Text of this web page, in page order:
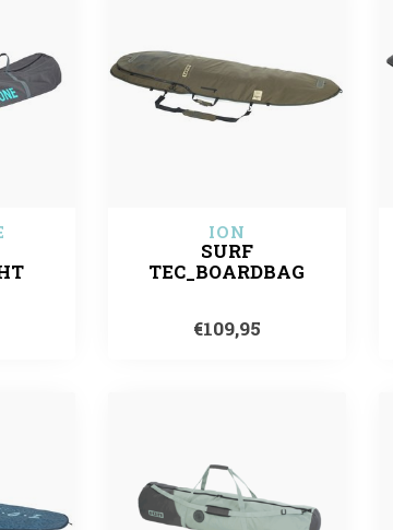
ION
SURF
TEC_BOARDBAG
€109,95